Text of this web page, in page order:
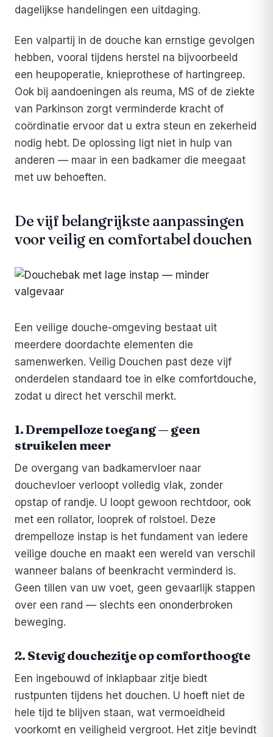
dagelijkse handelingen een uitdaging.
Een valpartij in de douche kan ernstige gevolgen
hebben, vooral tijdens herstel na bijvoorbeeld
een heupoperatie, knieprothese of hartingreep.
Ook bij aandoeningen als reuma, MS of de ziekte
van Parkinson zorgt verminderde kracht of
coördinatie ervoor dat u extra steun en zekerheid
nodig hebt. De oplossing ligt niet in hulp van
anderen — maar in een badkamer die meegaat
met uw behoeften.
De vijf belangrijkste aanpassingen
voor veilig en comfortabel douchen
Een veilige douche-omgeving bestaat uit
meerdere doordachte elementen die
samenwerken. Veilig Douchen past deze vijf
onderdelen standaard toe in elke comfortdouche,
zodat u direct het verschil merkt.
1. Drempelloze toegang — geen
struikelen meer
De overgang van badkamervloer naar
douchevloer verloopt volledig vlak, zonder
opstap of randje. U loopt gewoon rechtdoor, ook
met een rollator, looprek of rolstoel. Deze
drempelloze instap is het fundament van iedere
veilige douche en maakt een wereld van verschil
wanneer balans of beenkracht verminderd is.
Geen tillen van uw voet, geen gevaarlijk stappen
over een rand — slechts een ononderbroken
beweging.
2. Stevig douchezitje op comforthoogte
Een ingebouwd of inklapbaar zitje biedt
rustpunten tijdens het douchen. U hoeft niet de
hele tijd te blijven staan, wat vermoeidheid
voorkomt en veiligheid vergroot. Het zitje bevindt